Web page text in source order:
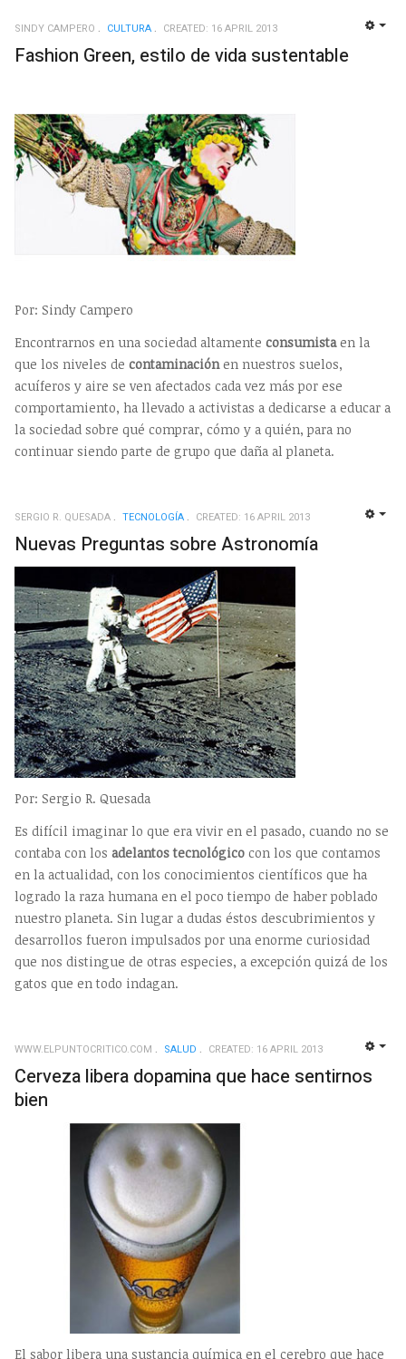
SINDY CAMPERO CULTURA CREATED: 16 APRIL 2013
Fashion Green, estilo de vida sustentable
Por: Sindy Campero
Encontrarnos en una sociedad altamente consumistaen la
que los niveles de contaminaciónen nuestros suelos,
acuíferos y aire se ven afectados cada vez más por ese
comportamiento, ha llevado a activistas a dedicarse a educar a
la sociedad sobre qué comprar, cómo y a quién, para no
continuar siendo parte de grupo que daña al planeta.
SERGIO R. QUESADA TECNOLOGÍ­A CREATED: 16 APRIL 2013
Nuevas Preguntas sobre Astronomía
Por: Sergio R. Quesada
Es difícil imaginar lo que era vivir en el pasado, cuando no se
contaba con los adelantos tecnológico con los que contamos
en la actualidad, con los conocimientos científicos que ha
logrado la raza humana en el poco tiempo de haber poblado
nuestro planeta. Sin lugar a dudas éstos descubrimientos y
desarrollos fueron impulsados por una enorme curiosidad
que nos distingue de otras especies, a excepción quizá de los
gatos que en todo indagan.
WWW.ELPUNTOCRITICO.COM SALUD CREATED: 16 APRIL 2013
Cerveza libera dopamina que hace sentirnos
bien
El sabor libera una sustancia química en el cerebro que hace